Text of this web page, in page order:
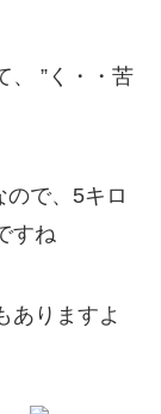
、 ”く・・苦
で、5キロ
すね
ありますよ